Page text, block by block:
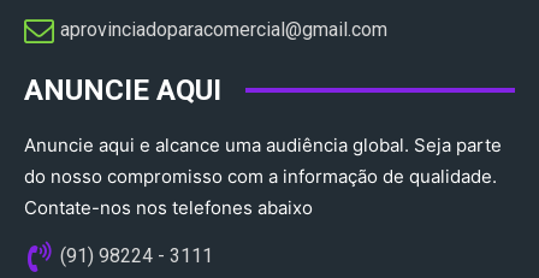
aprovinciadoparacomercial@gmail.com​
ANUNCIE AQUI
Anuncie aqui e alcance uma audiência global. Seja parte
do nosso compromisso com a informação de qualidade.
Contate-nos nos telefones abaixo
(91) 98224 - 3111